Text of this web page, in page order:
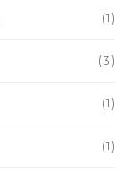
(1)
(3)
(1)
(1)